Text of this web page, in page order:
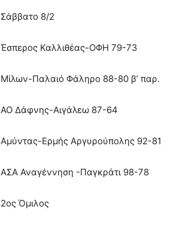
Σάββατο 8/2
Έσπερος Καλλιθέας-ΟΦΗ 79-73
Μίλων-Παλαιό Φάληρο 88-80 β’ παρ.
ΑΟ Δάφνης-Αιγάλεω 87-64
Αμύντας-Ερμής Αργυρούπολης 92-81
ΑΣΑ Αναγέννηση -Παγκράτι 98-78
2ος Όμιλος